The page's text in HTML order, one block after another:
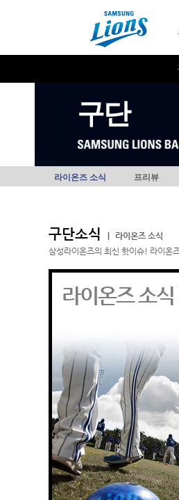
구단
라이온즈 소식 프리뷰
구단소식
라이온즈 소식
삼성라이온즈의 최신 핫이슈! 라이온
라이온즈 소식